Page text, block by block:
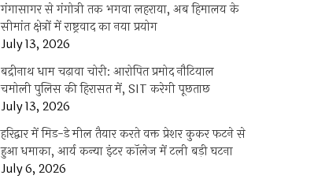
गंगासागर से गंगोत्री तक भगवा लहराया, अब हिमालय के
सीमांत क्षेत्रों में राष्ट्रवाद का नया प्रयोग
July 13, 2026
बद्रीनाथ धाम चढ़ावा चोरी: आरोपित प्रमोद नौटियाल
चमोली पुलिस की हिरासत में, SIT करेगी पूछताछ
July 13, 2026
हरिद्वार में मिड-डे मील तैयार करते वक्त प्रेशर कुकर फटने से
हुआ धमाका, आर्य कन्या इंटर कॉलेज में टली बड़ी घटना
July 6, 2026